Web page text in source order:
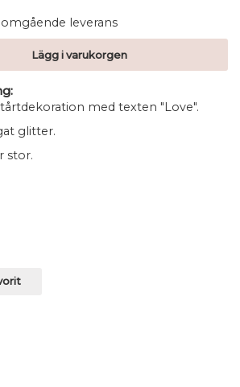
leverans
Lägg i varukorgen
med texten "Love".
glitter.
stor.